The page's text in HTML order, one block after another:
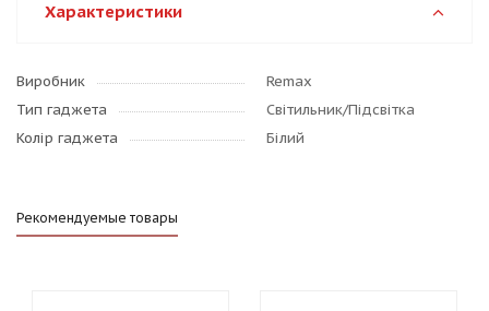
Характеристики
Виробник
Remax
Тип гаджета
Світильник/Підсвітка
Колір гаджета
Білий
Рекомендуемые товары